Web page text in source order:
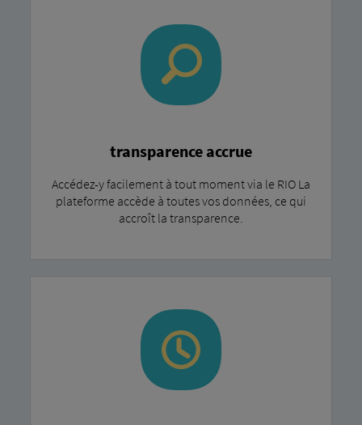
transparence accrue
Accédez-y facilement à tout moment via le RIO La
plateforme accède à toutes vos données, ce qui
accroît la transparence.